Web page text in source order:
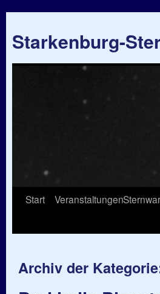
Starkenburg-
Springe
Start Veranstaltungen
Archiv der